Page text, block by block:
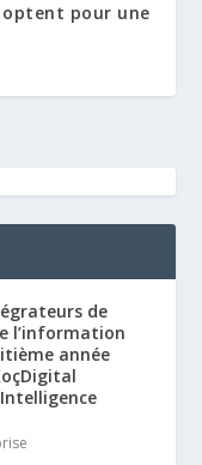
optent pour une
de
l’information
année